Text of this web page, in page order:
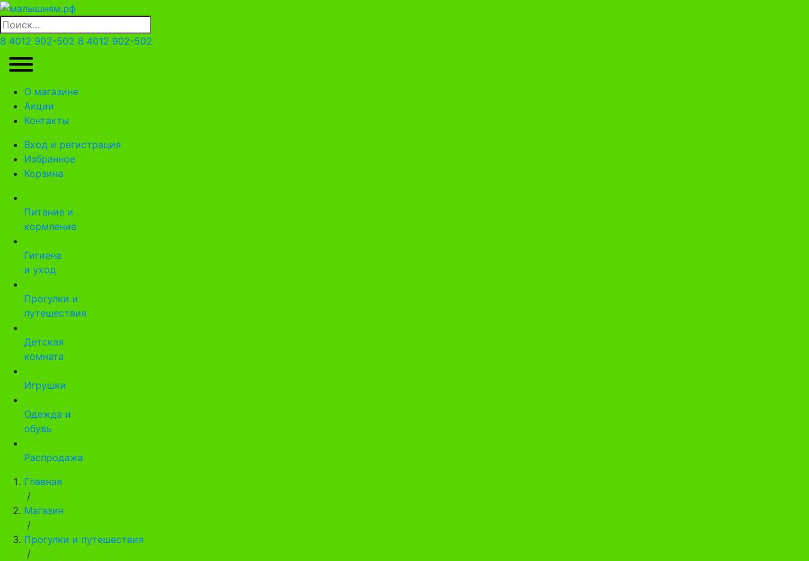
8 4012 902-502 8 4012 902-502
О магазине
Акции
Контакты
Вход и регистрация
Избранное
Корзина
Питание и
кормление
Гигиена
и уход
Прогулки и
путешествия
Детская
комната
Игрушки
Одежда и
обувь
Распродажа
Главная
/
Магазин
/
Прогулки и путешествия
/